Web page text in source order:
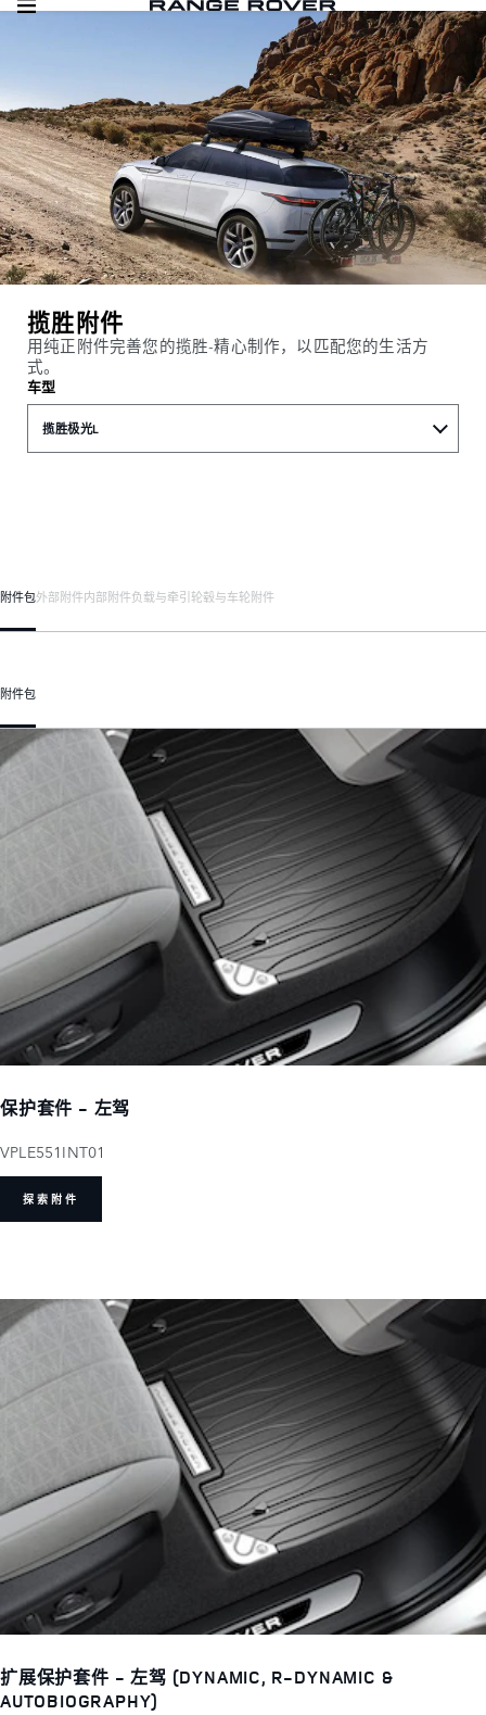
揽胜附件
用纯正附件完善您的揽胜-精心制作，以匹配您的生活方
式。
车型
揽胜极光L
附件包外部附件内部附件负载与牵引轮毂与车轮附件
附件包
保护套件 - 左驾
VPLE551INT01
探索附件
扩展保护套件 - 左驾 (DYNAMIC, R-DYNAMIC &
AUTOBIOGRAPHY)